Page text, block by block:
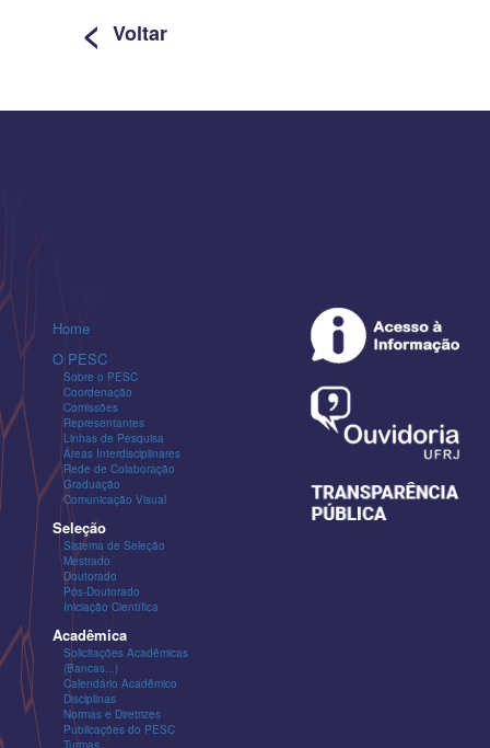
< Voltar
Home
O PESC
Sobre o PESC
Coordenação
Comissões
Representantes
Linhas de Pesquisa
Áreas Interdisciplinares
Rede de Colaboração
Graduação
Comunicação Visual
Seleção
Sistema de Seleção
Mestrado
Doutorado
Pós-Doutorado
Iniciação Científica
Acadêmica
Solicitações Acadêmicas
(Bancas...)
Calendário Acadêmico
Disciplinas
Normas e Diretrizes
Publicações do PESC
Turmas